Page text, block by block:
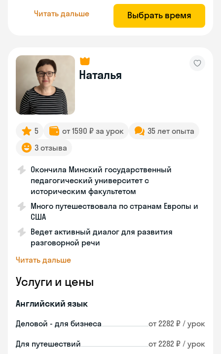
Читать дальше Выбрать время
Наталья
5 от 1590 ₽ за урок
35 лет опыта
3 отзыва
Окончила Минский государственный
педагогический университет с
историческим факультетом
Много путешествовала по странам Европы и
США
Ведет активный диалог для развития
разговорной речи
Читать дальше
Услуги и цены
Английский язык
Деловой - для бизнеса от 2282 ₽ / урок
Для путешествий от 2282 ₽ / урок